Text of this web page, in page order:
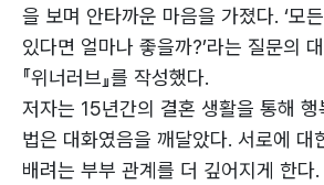
2-8. 귀요미 방향제064
Summary067
3. 배려
3-1. 이번 명절에는 아내에게 손편지
3-2. 아내와 매주 정해진 시간에 데
을 보며 안타까운 마음을 가졌다. ‘모
있다면 얼마나 좋을까?’라는 질문의
『위너러브』를 작성했다.
저자는 15년간의 결혼 생활을 통해
법은 대화였음을 깨달았다. 서로에 대
배려는 부부 관계를 더 깊어지게 한다.